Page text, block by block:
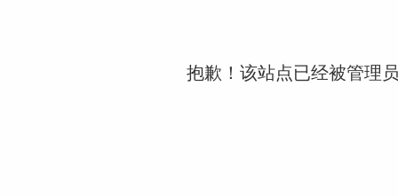
抱歉！该站点已经被管理